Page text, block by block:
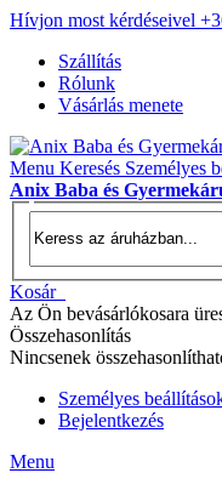
Hívjon most kérdéseivel
Szállítás
Rólunk
Vásárlás menete
Menu Keresés Személyes
Anix Baba és
Kosár
Az Ön bevásárlókosara
Összehasonlítás
Nincsenek
Személyes
Bejelentkezés
Menu